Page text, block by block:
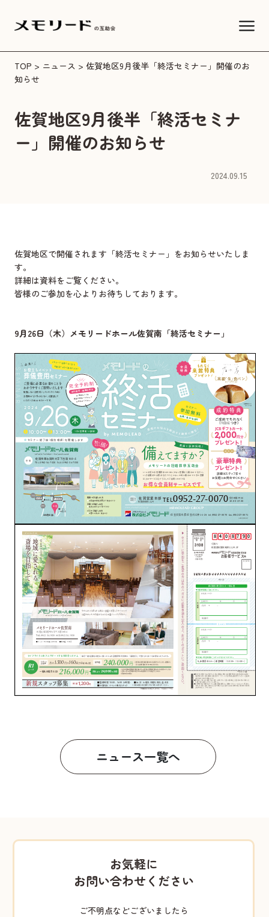
TOP > ニュース > 佐賀地区9月後半「終活セミナー」開催のお
知らせ
佐賀地区9月後半「終活セミナ
ー」開催のお知らせ
2024.09.15
佐賀地区で開催されます「終活セミナー」をお知らせいたしま
す。
詳細は資料をご覧ください。
皆様のご参加を心よりお待ちしております。
9月26日（木）メモリードホール佐賀南「終活セミナー」
ニュース一覧へ
お気軽に
お問い合わせください
ご不明点などございましたら